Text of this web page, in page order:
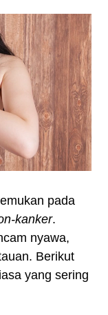
pada
kanker.
nyawa,
Berikut
yang sering